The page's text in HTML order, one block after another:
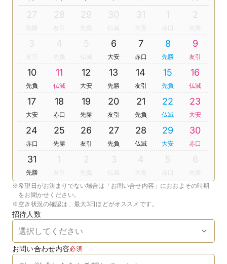
27 28
友引
29
先負
30
仏滅
31
大安
1 2
3
友引
4
先負
5
仏滅
6
大安
7
赤口
8
先勝
9
友引
10
先負
11
仏滅
12
大安
13
先勝
14
友引
15
先負
16
仏滅
17
大安
18
赤口
19
先勝
20
友引
21
先負
22
仏滅
23
大安
24
赤口
25
先勝
26
友引
27
先負
28
仏滅
29
大安
30
赤口
31
先勝
1
友引
2
先負
3
仏滅
4
大安
5 6
※希望日がお決まりでない場合は「お問い合せ内容」におおよその時期
をお聞かせください。
※空き状況の確認は、最大3日ほどがオススメです。
招待人数
お問い合わせ内容必須